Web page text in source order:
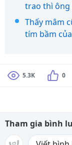
trao thì ông
Thấy mâm
tím bầm
5.3K 0
Tham gia bình